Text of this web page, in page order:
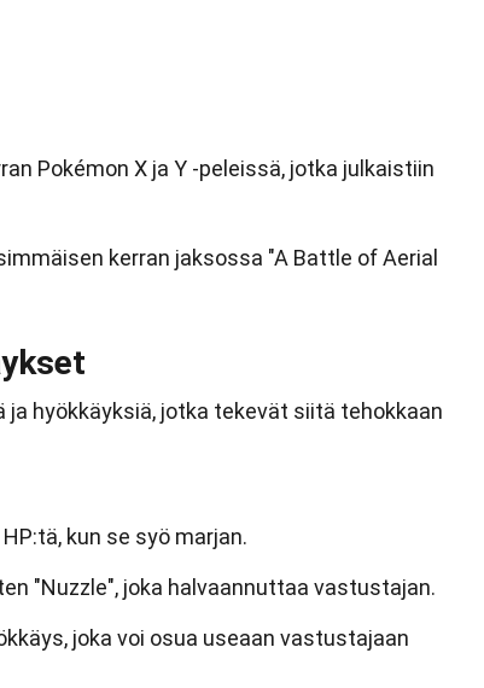
Pokémon X ja Y -peleissä, jotka julkaistiin
kerran jaksossa "A Battle of Aerial
ja hyökkäyksiä, jotka tekevät siitä tehokkaan
kun se syö marjan.
"Nuzzle", joka halvaannuttaa vastustajan.
joka voi osua useaan vastustajaan